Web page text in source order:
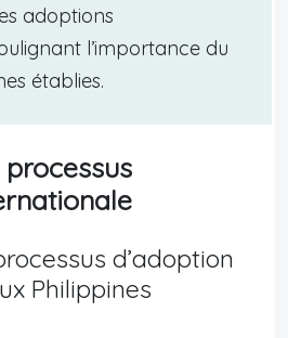
adoptions
l’importance du
établies.
d’adoption
Philippines